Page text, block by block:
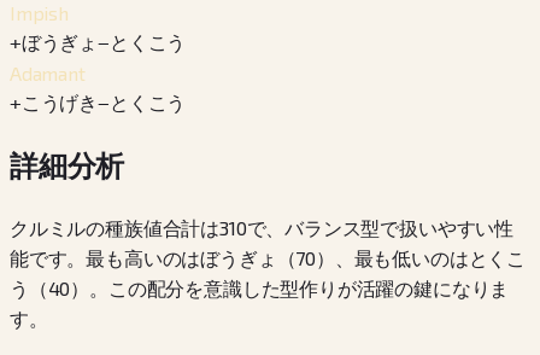
Impish
+ぼうぎょ−とくこう
Adamant
+こうげき−とくこう
詳細分析
クルミルの種族値合計は310で、バランス型で扱いやすい性
能です。最も高いのはぼうぎょ（70）、最も低いのはとくこ
う（40）。この配分を意識した型作りが活躍の鍵になりま
す。